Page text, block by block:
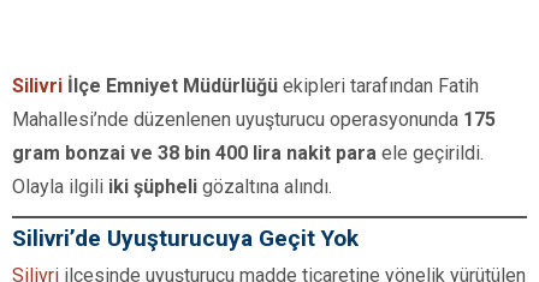
Silivri İlçe Emniyet Müdürlüğü ekipleri tarafından Fatih
Mahallesi’nde düzenlenen uyuşturucu operasyonunda 175
gram bonzai ve 38 bin 400 lira nakit para ele geçirildi.
Olayla ilgili iki şüpheli gözaltına alındı.
Silivri’de Uyuşturucuya Geçit Yok
Silivri ilçesinde uyuşturucu madde ticaretine yönelik yürütülen